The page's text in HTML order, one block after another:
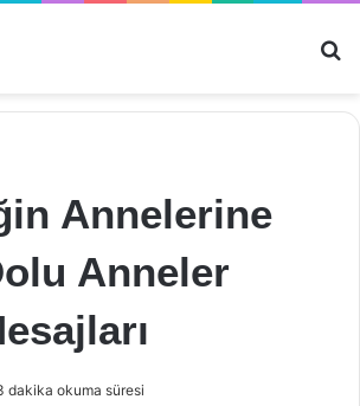
Annelerine
Anneler
dakika okuma süresi